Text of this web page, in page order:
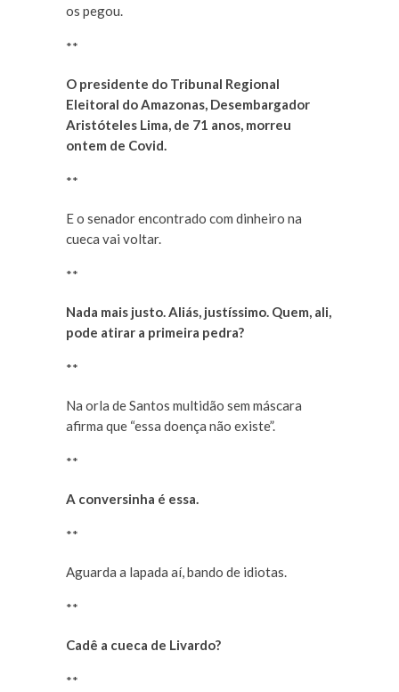
os pegou.
**
O presidente do Tribunal Regional
Eleitoral do Amazonas, Desembargador
Aristóteles Lima, de 71 anos, morreu
ontem de Covid.
**
E o senador encontrado com dinheiro na
cueca vai voltar.
**
Nada mais justo. Aliás, justíssimo. Quem, ali,
pode atirar a primeira pedra?
**
Na orla de Santos multidão sem máscara
afirma que “essa doença não existe”.
**
A conversinha é essa.
**
Aguarda a lapada aí, bando de idiotas.
**
Cadê a cueca de Livardo?
**